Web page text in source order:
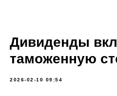
Дивиденды
таможенную
2026-02-10 09:54